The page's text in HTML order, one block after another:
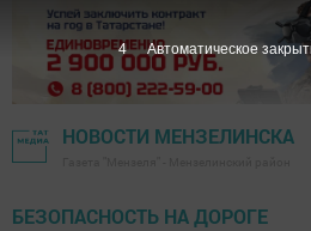
НОВОСТИ МЕНЗЕЛИНСКА
БЕЗОПАСНОСТЬ НА ДОРОГЕ
3 Автоматическое